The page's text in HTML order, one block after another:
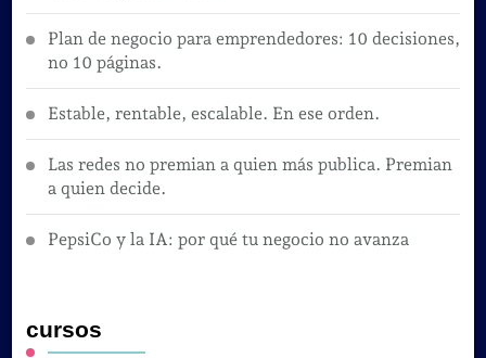
Plan de negocio para emprendedores: 10 decisiones,
no 10 páginas.
Estable, rentable, escalable. En ese orden.
Las redes no premian a quien más publica. Premian
a quien decide.
PepsiCo y la IA: por qué tu negocio no avanza
cursos